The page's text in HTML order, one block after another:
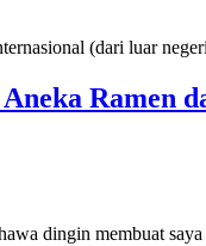
(dari luar
Ramen
dingin membuat